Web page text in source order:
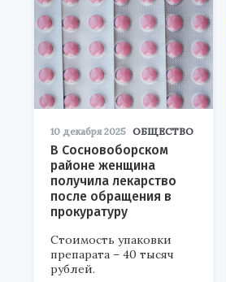
10 декабря 2025 ОБЩЕСТВО
В Сосновоборском
районе женщина
получила лекарство
после обращения в
прокуратуру
Стоимость упаковки
препарата – 40 тысяч
рублей.